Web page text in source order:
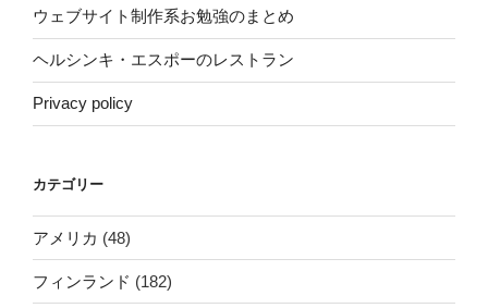
ウェブサイト制作系お勉強のまとめ
ヘルシンキ・エスポーのレストラン
Privacy policy
カテゴリー
アメリカ (48)
フィンランド (182)